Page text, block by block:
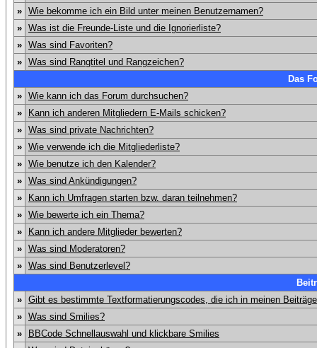
» Wie bekomme ich ein Bild unter meinen Benutzernamen?
» Was ist die Freunde-Liste und die Ignorierliste?
» Was sind Favoriten?
» Was sind Rangtitel und Rangzeichen?
Das
» Wie kann ich das Forum durchsuchen?
»
Kann ich anderen Mitgliedern E-Mails schicken?
» Was sind private Nachrichten?
» Wie verwende ich die Mitgliederliste?
» Wie benutze ich den Kalender?
» Was sind Ankündigungen?
»
Kann ich Umfragen starten bzw. daran teilnehmen?
» Wie bewerte ich ein Thema?
»
Kann ich andere Mitglieder bewerten?
» Was sind Moderatoren?
» Was sind Benutzerlevel?
» Gibt es bestimmte Textformatierungscodes, die ich in meinen
» Was sind Smilies?
»
BBCode Schnellauswahl und klickbare Smilies